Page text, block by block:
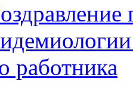
работника